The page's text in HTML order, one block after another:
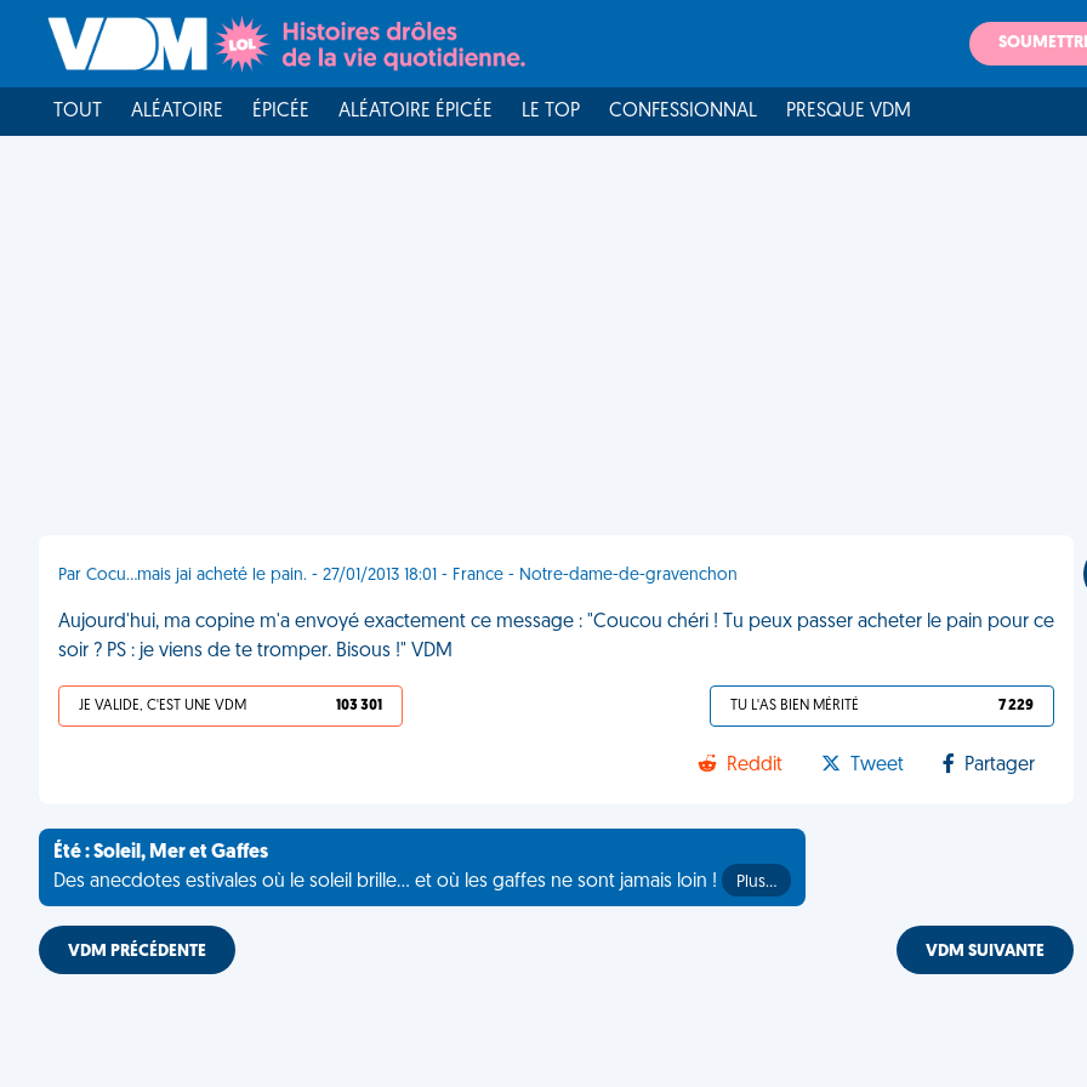
TOUT ALÉATOIRE ÉPICÉE ALÉATOIRE ÉPICÉE LE TOP CONFESSIONNAL PRESQUE VDM
Par Cocu...mais jai acheté le pain. - 27/01/2013 18:01 - France - Notre-dame-de-gravenchon
Aujourd'hui, ma copine m'a envoyé exactement ce message : "Coucou chéri ! Tu peux passer acheter le pain pour ce
soir ? PS : je viens de te tromper. Bisous !" VDM
JE VALIDE, C'EST UNE VDM 103 301 TU L'AS BIEN MÉRITÉ 7 229
Reddit Tweet Partager
Été : Soleil, Mer et Gaffes
Des anecdotes estivales où le soleil brille... et où les gaffes ne sont jamais loin !
Plus…
VDM PRÉCÉDENTE VDM SUIVANTE